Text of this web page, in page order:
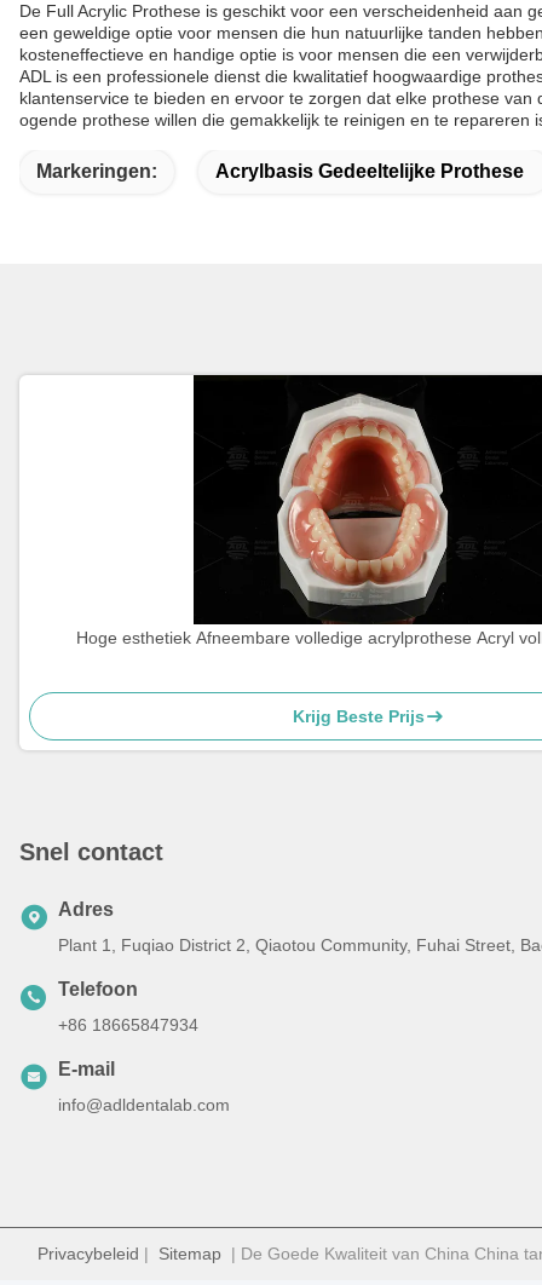
De Full Acrylic Prothese is geschikt voor een verscheidenheid aan
een geweldige optie voor mensen die hun natuurlijke tanden
kosteneffectieve en handige optie is voor mensen die een
ADL is een professionele dienst die kwalitatief hoogwaardige
klantenservice te bieden en ervoor te zorgen dat elke prothese
ogende prothese willen die gemakkelijk te reinigen en te repareren
Markeringen: Acrylbasis Gedeeltelijke Prothese
Hoge esthetiek Afneembare volledige acrylprothese Acryl
Krijg Beste Prijs
Snel contact
Adres
Plant 1, Fuqiao District 2, Qiaotou Community, Fuhai Street,
Telefoon
+86 18665847934
E-mail
info@adldentalab.com
Privacybeleid | Sitemap | De Goede Kwaliteit van China China